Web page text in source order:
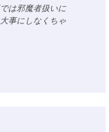
は邪魔者扱いに
事にしなくちゃ